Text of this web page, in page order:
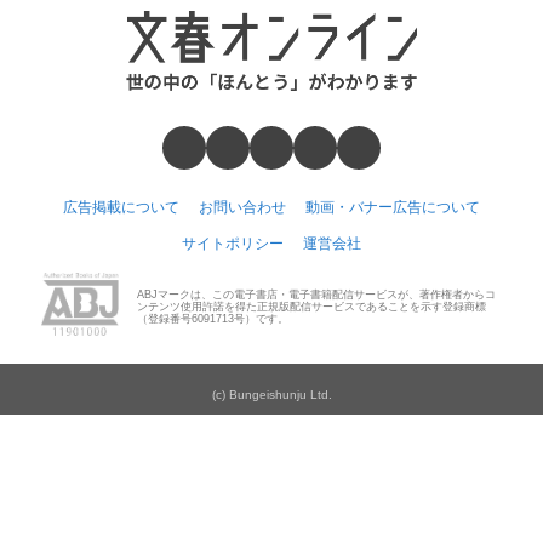
広告掲載について お問い合わせ 動画・バナー広告について
サイトポリシー 運営会社
ABJマークは、この電子書店・電子書籍配信サービスが、著作権者からコ
ンテンツ使用許諾を得た正規版配信サービスであることを示す登録商標
（登録番号6091713号）です。
(c) Bungeishunju Ltd.